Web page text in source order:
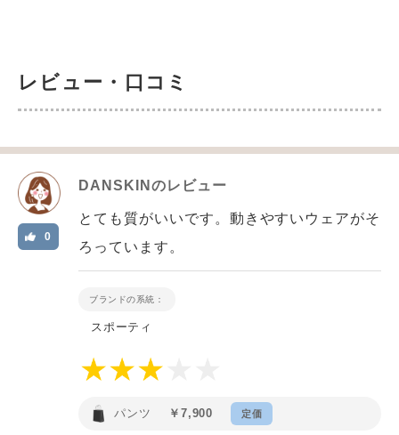
レビュー・口コミ
DANSKIN のレビュー
0
とても質がいいです。動きやすいウェアがそ
ろっています。
ブランドの系統：
スポーティ
パンツ ￥7,900 定価